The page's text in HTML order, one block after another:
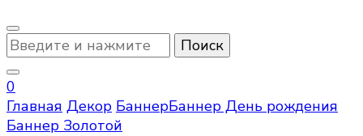
Ищите
что-
то?
0
Главная Декор БаннерБаннер День рождения
Баннер Золотой